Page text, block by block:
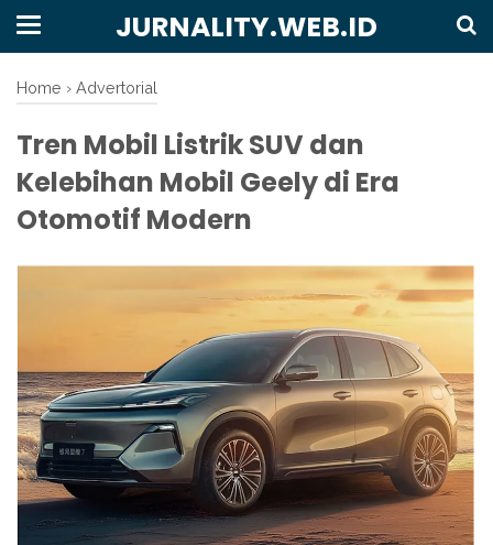
JURNALITY.WEB.ID
Home › Advertorial
Tren Mobil Listrik SUV dan
Kelebihan Mobil Geely di Era
Otomotif Modern